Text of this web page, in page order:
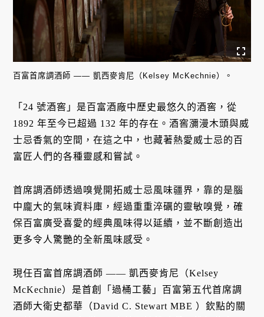
百富首席調酒師 —— 凱西麥肯尼（Kelsey McKechnie）。
「24 號酒窖」是百富酒廠中歷史最悠久的酒窖，從
1892 年至今已超過 132 年的存在。酒窖瀰漫木頭與威
士忌香氣的空間，在這之中，也藏著熱愛威士忌的百
富匠人們的各種靈感和嘗試。
首席調酒師透過嗅覺開拓威士忌風味疆界，靠的是腦
中龐大的氣味資料庫，經過重重淬礪的靈敏嗅覺，確
保百富廣受喜愛的經典風味得以延續，並不斷創造出
更多令人驚艷的全新風味感受。
現任百富首席調酒師 —— 凱西麥肯尼（Kelsey
McKechnie）是首創「過桶工藝」百富第五代首席調
酒師大衛史都華（David C. Stewart MBE ）欽點的關